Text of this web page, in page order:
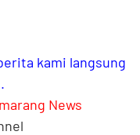
kami langsung
News